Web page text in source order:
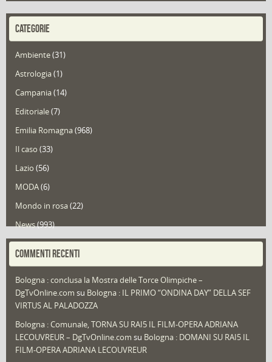
CATEGORIE
Ambiente(31)
Astrologia(1)
Campania(14)
Editoriale(7)
Emilia Romagna(968)
Il caso (33)
Lazio (56)
MODA(6)
Mondo in rosa(22)
News(993)
Portfolio(1)
Redazioni(1.049)
Speciali (22)
Sport
That's Bologna Magazine(25)
COMMENTI RECENTI
Bologna : conclusa la Mostra delle Torce Olimpiche –
DgTvOnline.com su Bologna : IL PRIMO “ONDINA DAY” DELLA SEF
VIRTUS AL PALADOZZA
Bologna : Comunale, TORNA SU RAI5 IL FILM-OPERA ADRIANA
LECOUVREUR – DgTvOnline.com su Bologna : DOMANI SU RAI5 IL
FILM-OPERA ADRIANA LECOUVREUR